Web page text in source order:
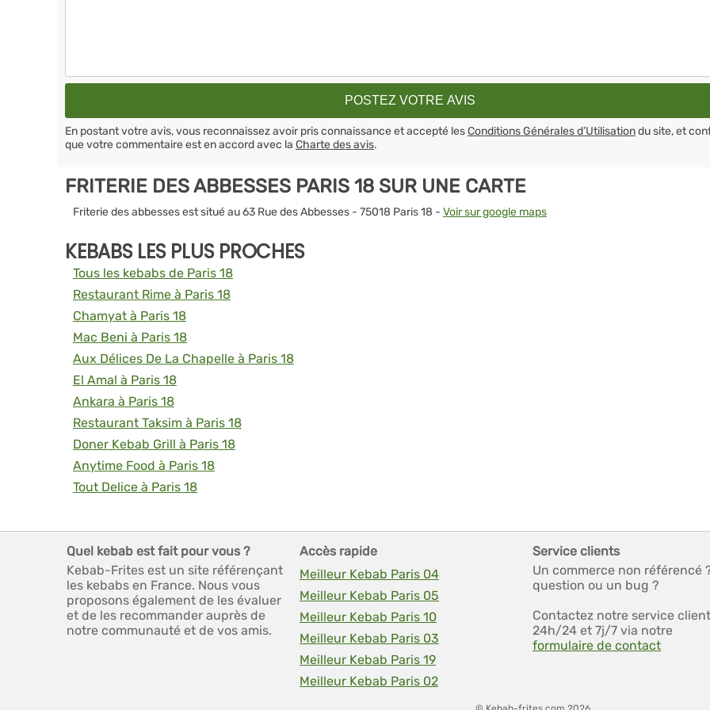
En postant votre avis, vous reconnaissez avoir pris connaissance et accepté lesConditions Générales d’Utilisationdu site, et
que votre commentaire est en accord avec la Charte des avis.
FRITERIE DES ABBESSES PARIS 18 SUR UNE CARTE
Friterie des abbesses est situé au 63 Rue des Abbesses - 75018 Paris 18 - Voir sur google maps
KEBABS LES PLUS PROCHES
Tous les kebabs de Paris 18
Restaurant Rime à Paris 18
Chamyat à Paris 18
Mac Beni à Paris 18
Aux Délices De La Chapelle à Paris 18
El Amal à Paris 18
Ankara à Paris 18
Restaurant Taksim à Paris 18
Doner Kebab Grill à Paris 18
Anytime Food à Paris 18
Tout Delice à Paris 18
Quel kebab est fait pour vous ?
Kebab-Frites est un site référençant
les kebabs en France. Nous vous
proposons également de les évaluer
et de les recommander auprès de
notre communauté et de vos amis.
Accès rapide
Meilleur Kebab Paris 04
Meilleur Kebab Paris 05
Meilleur Kebab Paris 10
Meilleur Kebab Paris 03
Meilleur Kebab Paris 19
Meilleur Kebab Paris 02
Service clients
Un commerce non référencé
question ou un bug ?
Contactez notre service client
24h/24 et 7j/7 via notre
formulaire de contact